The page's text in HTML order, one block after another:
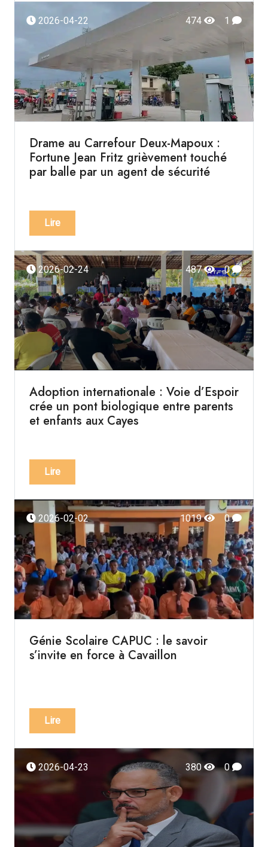
2026-04-22 474 1
Drame au Carrefour Deux-Mapoux :
Fortune Jean Fritz grièvement touché
par balle par un agent de sécurité
Lire
2026-02-24 487 0
Adoption internationale : Voie d’Espoir
crée un pont biologique entre parents
et enfants aux Cayes
Lire
2026-02-02 1019 0
Génie Scolaire CAPUC : le savoir
s’invite en force à Cavaillon
Lire
2026-04-23 380 0